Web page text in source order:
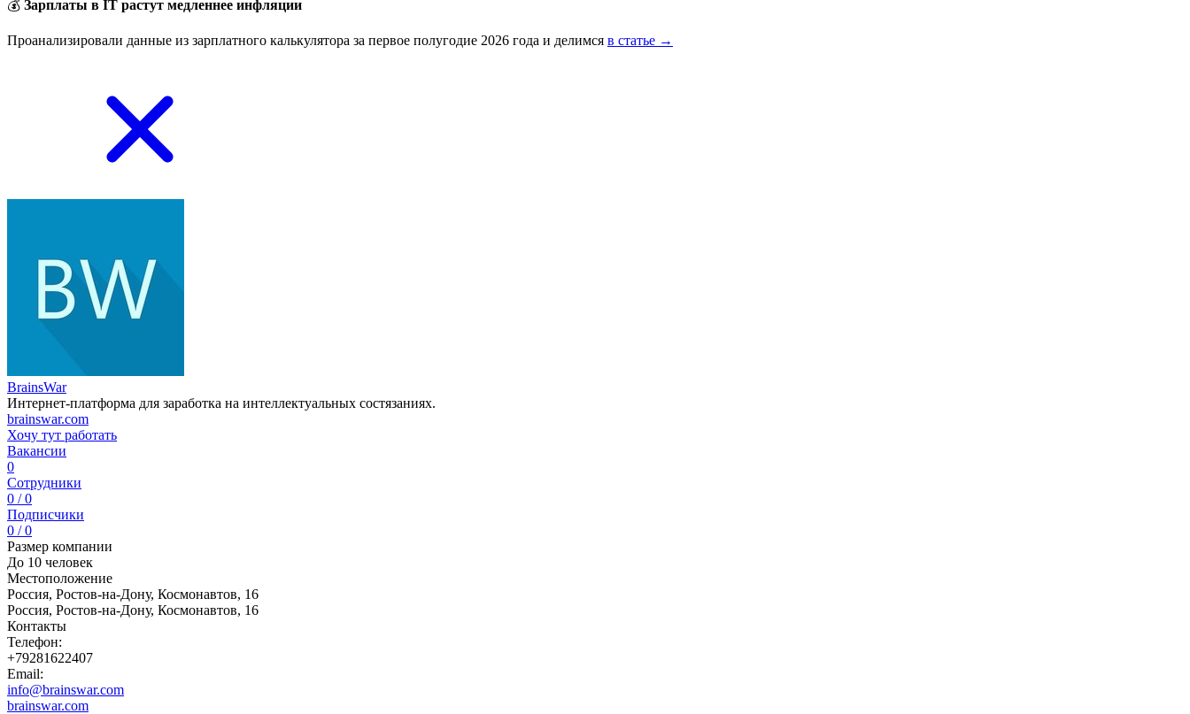
💰 Зарплаты в IT растут медленнее инфляции
Проанализировали данные из зарплатного калькулятора за первое полугодие 2026 года и делимся в статье →
BrainsWar
Интернет-платформа для заработка на интеллектуальных состязаниях.
brainswar.com
Хочу тут работать
Вакансии
0
Сотрудники
0 / 0
Подписчики
0 / 0
Размер компании
До 10 человек
Местоположение
Россия, Ростов-на-Дону, Космонавтов, 16
Россия, Ростов-на-Дону, Космонавтов, 16
Контакты
Телефон:
+79281622407
Email:
info@brainswar.com
brainswar.com